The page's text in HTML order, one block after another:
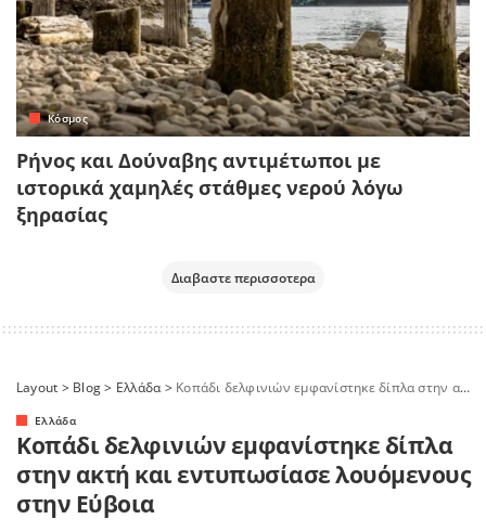
Κόσμος
Ρήνος και Δούναβης αντιμέτωποι με
ιστορικά χαμηλές στάθμες νερού λόγω
ξηρασίας
Διαβαστε περισσοτερα
Layout > Blog> Ελλάδα> Κοπάδι δελφινιών εμφανίστηκε δίπλα στην ακτή και εντυπωσίασε λουόμενους στην Εύβοια
Ελλάδα
Κοπάδι δελφινιών εμφανίστηκε δίπλα
στην ακτή και εντυπωσίασε λουόμενους
στην Εύβοια